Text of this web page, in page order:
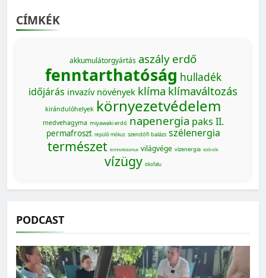
CÍMKÉK
akkumulátorgyártás aszály erdő
fenntarthatóság hulladék
időjárás invazív növények klíma klímaváltozás
kirándulóhelyek környezetvédelem
medvehagyma miyawaki erdő napenergia paks II.
permafroszt repülő mókus szendőfi balázs szélenergia
természet technofasizmus világvége vízenergia vízőrzők
vízügy ökofalu
PODCAST